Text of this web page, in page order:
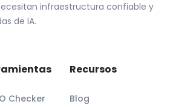
infraestructura confiable y
de IA.
Checker
Recursos
Blog